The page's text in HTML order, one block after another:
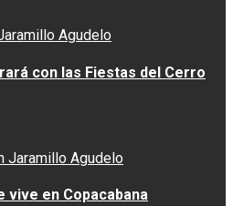
Agudelo
con las Fiestas del Cerro
Jaramillo Agudelo
vive en Copacabana